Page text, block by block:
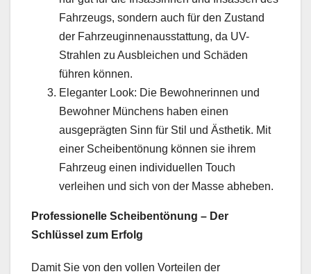
Fahrzeugs, sondern auch für den Zustand
der Fahrzeuginnenausstattung, da UV-
Strahlen zu Ausbleichen und Schäden
führen können.
Eleganter Look: Die Bewohnerinnen und
Bewohner Münchens haben einen
ausgeprägten Sinn für Stil und Ästhetik. Mit
einer Scheibentönung können sie ihrem
Fahrzeug einen individuellen Touch
verleihen und sich von der Masse abheben.
Professionelle Scheibentönung – Der
Schlüssel zum Erfolg
Damit Sie von den vollen Vorteilen der